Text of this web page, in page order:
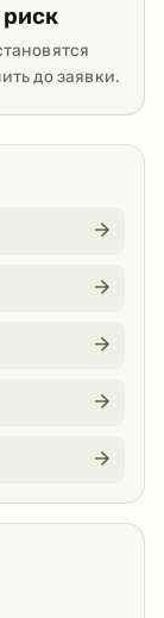
до заявки.